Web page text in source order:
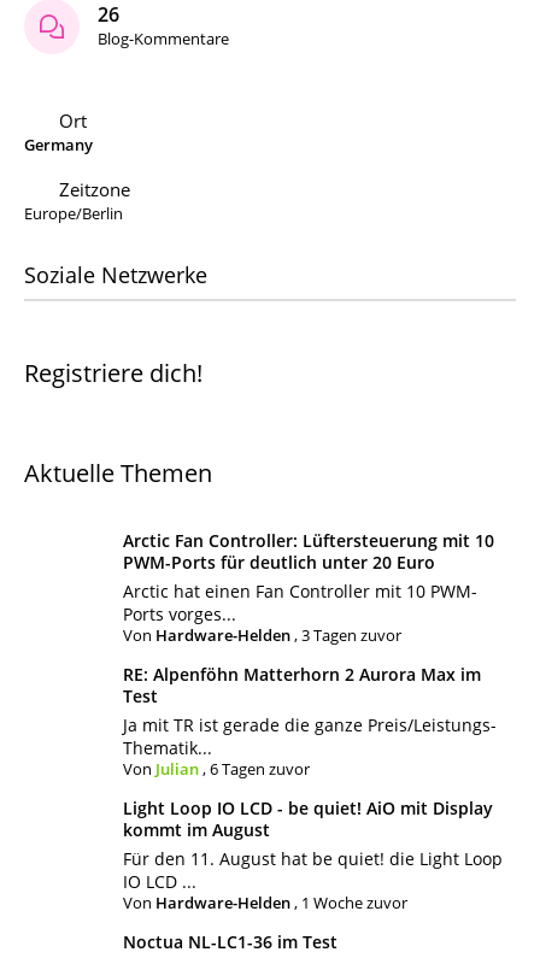
26
Blog-Kommentare
Ort
Germany
Zeitzone
Europe/Berlin
Soziale Netzwerke
Registriere dich!
Aktuelle Themen
Arctic Fan Controller: Lüftersteuerung mit 10
PWM-Ports für deutlich unter 20 Euro
Arctic hat einen Fan Controller mit 10 PWM-
Ports vorges...
Von Hardware-Helden,3 Tagen zuvor
RE: Alpenföhn Matterhorn 2 Aurora Max im
Test
Ja mit TR ist gerade die ganze Preis/Leistungs-
Thematik...
Von Julian,6 Tagen zuvor
Light Loop IO LCD - be quiet! AiO mit Display
kommt im August
Für den 11. August hat be quiet! die Light Loop
IO LCD ...
Von Hardware-Helden, 1 Woche zuvor
Noctua NL-LC1-36 im Test